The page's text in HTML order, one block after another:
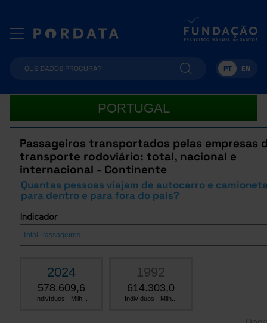
PT EN
PORTUGAL
Passageiros transportados pelas empresas
transporte rodoviário: total, nacional e
internacional - Continente
Quantas pessoas viajam de autocarro e
para dentro e para fora do país?
Indicador
2024
578.609,6
Indivíduos - Milh...
1992
614.303,0
Indivíduos - Milh...